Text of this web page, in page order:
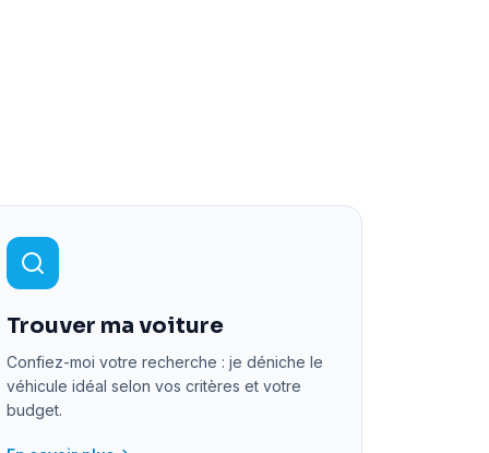
Trouver ma voiture
Confiez-moi votre recherche : je déniche le
véhicule idéal selon vos critères et votre
budget.